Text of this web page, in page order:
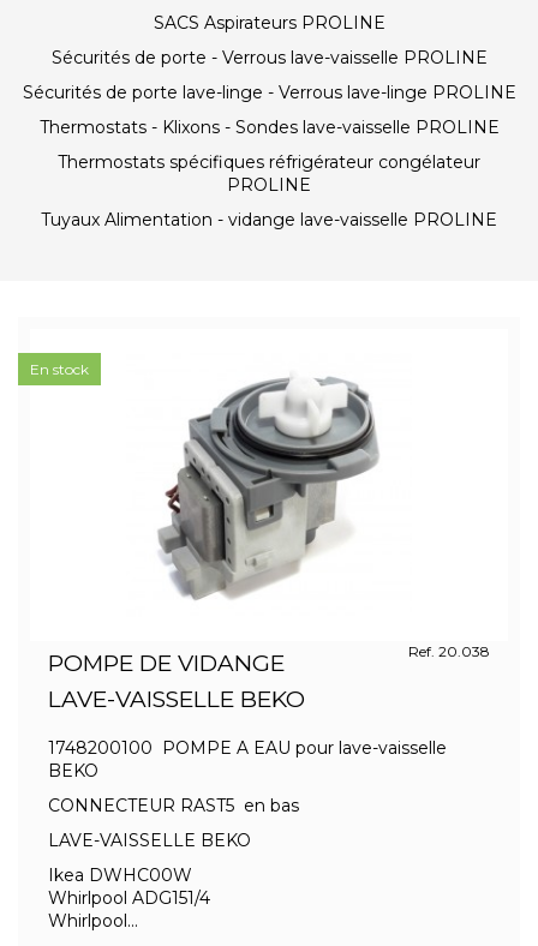
SACS Aspirateurs PROLINE
Sécurités de porte - Verrous lave-vaisselle PROLINE
Sécurités de porte lave-linge - Verrous lave-linge PROLINE
Thermostats - Klixons - Sondes lave-vaisselle PROLINE
Thermostats spécifiques réfrigérateur congélateur
PROLINE
Tuyaux Alimentation - vidange lave-vaisselle PROLINE
POMPE DE VIDANGE
LAVE-VAISSELLE BEKO
Ref. 20.038
1748200100 POMPE A EAU pour lave-vaisselle
BEKO
CONNECTEUR RAST5 en bas
LAVE-VAISSELLE BEKO
Ikea DWHC00W
Whirlpool ADG151/4
Whirlpool...
En stock